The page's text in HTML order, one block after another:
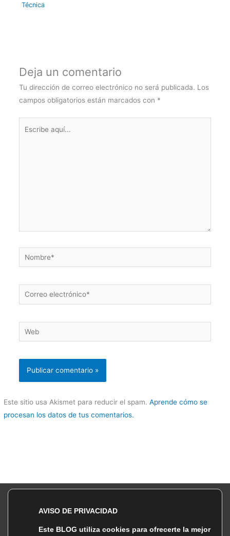
Técnica
Deja un comentario
Tu dirección de correo electrónico no será publicada. Los
campos obligatorios están marcados con *
Nombre*
Correo
electrónico*
Web
Este sitio usa Akismet para reducir el spam.Aprende cómo se
procesan los datos de tus comentarios.
AVISO DE PRIVACIDAD
Este BLOG utiliza cookies para ofrecerte la mejor